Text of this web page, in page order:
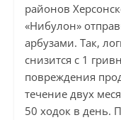
районов
«Нибулон»
арбузами. Так,
снизится с 1
повреждения
течение двух
50 ходок в день.